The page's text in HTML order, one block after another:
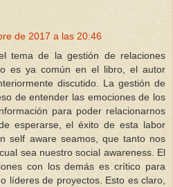
de 2017 a las 20:46
tema de la gestión de relaciones
es ya común en el libro, el autor
discutido. La gestión de
de entender las emociones de los
para poder relacionarnos
esperarse, el éxito de esta labor
self aware seamos, que tanto nos
sea nuestro social awareness. El
con los demás es crítico para
líderes de proyectos. Esto es claro,